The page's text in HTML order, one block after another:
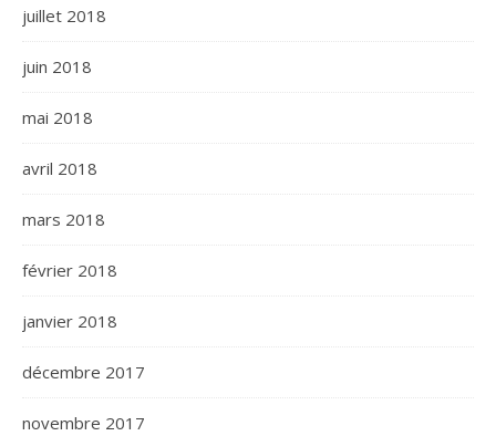
juillet 2018
juin 2018
mai 2018
avril 2018
mars 2018
février 2018
janvier 2018
décembre 2017
novembre 2017